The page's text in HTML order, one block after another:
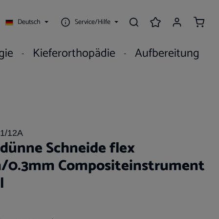
Deutsch Service/Hilfe
Kieferorthopädie Aufbereitung
12A
Schneide flex
0.3mm Compositeinstrument